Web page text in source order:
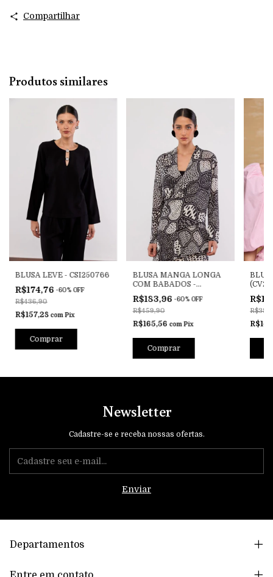
Compartilhar
Produtos similares
BLUSA LEVE - CSI250766
R$174,76 -60% OFF
R$436,90
R$157,28 com Pix
Comprar
BLUSA MANGA LONGA
COM BABADOS -
CSI250638
R$183,96 -60% OFF
R$459,90
R$165,56 com Pix
Comprar
Newsletter
Cadastre-se e receba nossas ofertas.
Departamentos